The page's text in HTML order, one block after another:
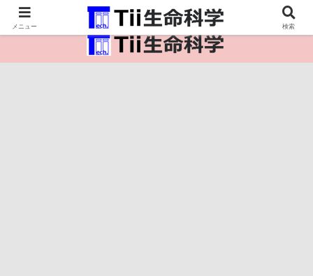
医療保健・生命・生物の情報インフラ。
メニュー 検索